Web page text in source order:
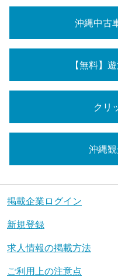
沖縄中古
【無料】
クリ
沖縄
掲載企業ログイン
新規登録
求人情報の掲載方法
ご利用上の注意点